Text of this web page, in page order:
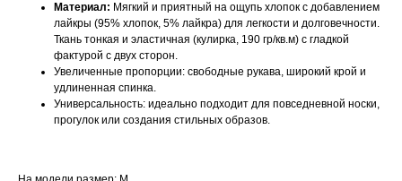
Материал: Мягкий и приятный на ощупь хлопок с добавлением
лайкры (95% хлопок, 5% лайкра) для легкости и долговечности.
Ткань тонкая и эластичная (кулирка, 190 гр/кв.м) с гладкой
фактурой с двух сторон.
Увеличенные пропорции: свободные рукава, широкий крой и
удлиненная спинка.
Универсальность: идеально подходит для повседневной носки,
прогулок или создания стильных образов.